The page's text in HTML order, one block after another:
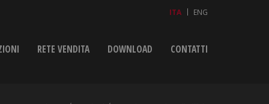
RETE VENDITA DOWNLOAD CONTATTI
ITA ENG